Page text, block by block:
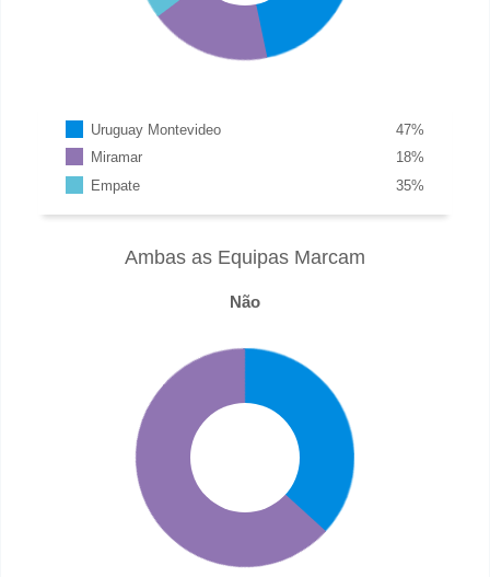
Uruguay Montevideo %
47
Miramar
%
18
Empate
%
35
Ambas as Equipas Marcam
Não